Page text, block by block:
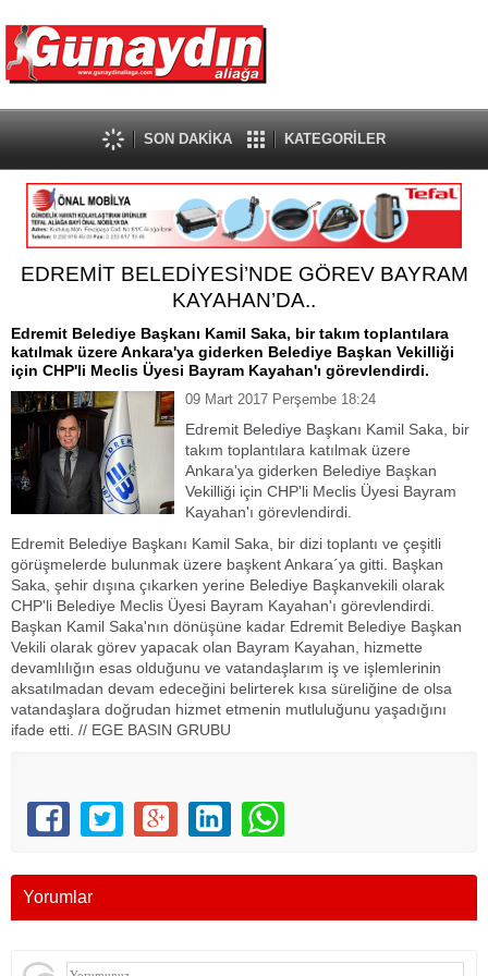
SON DAKİKA KATEGORİLER
EDREMİT BELEDİYESİ’NDE GÖREV BAYRAM
KAYAHAN’DA..
Edremit Belediye Başkanı Kamil Saka, bir takım toplantılara
katılmak üzere Ankara'ya giderken Belediye Başkan Vekilliği
için CHP'li Meclis Üyesi Bayram Kayahan'ı görevlendirdi.
09 Mart 2017 Perşembe 18:24
Edremit Belediye Başkanı Kamil Saka, bir
takım toplantılara katılmak üzere
Ankara'ya giderken Belediye Başkan
Vekilliği için CHP'li Meclis Üyesi Bayram
Kayahan'ı görevlendirdi.
Edremit Belediye Başkanı Kamil Saka, bir dizi toplantı ve çeşitli
görüşmelerde bulunmak üzere başkent Ankara´ya gitti. Başkan
Saka, şehir dışına çıkarken yerine Belediye Başkanvekili olarak
CHP'li Belediye Meclis Üyesi Bayram Kayahan'ı görevlendirdi.
Başkan Kamil Saka'nın dönüşüne kadar Edremit Belediye Başkan
Vekili olarak görev yapacak olan Bayram Kayahan, hizmette
devamlılığın esas olduğunu ve vatandaşlarım iş ve işlemlerinin
aksatılmadan devam edeceğini belirterek kısa süreliğine de olsa
vatandaşlara doğrudan hizmet etmenin mutluluğunu yaşadığını
ifade etti. // EGE BASIN GRUBU
Yorumlar